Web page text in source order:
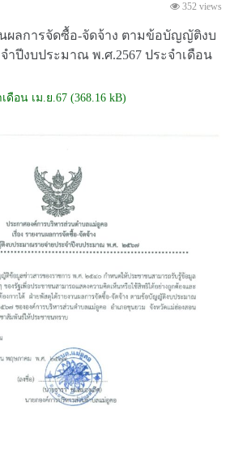
352 views
นผลการจัดซื้อ-จัดจ้าง ตามข้อบัญญัติงบ
ำปีงบประมาณ พ.ศ.2567 ประจำเดือน
ดือน เม.ย.67